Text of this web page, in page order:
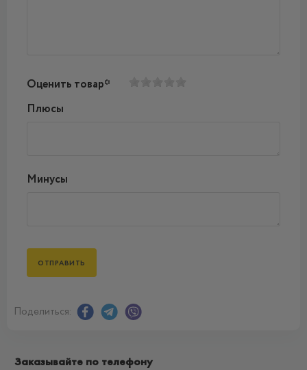
Оценить товар*
Плюсы
Минусы
Поделиться:
Заказывайте по телефону